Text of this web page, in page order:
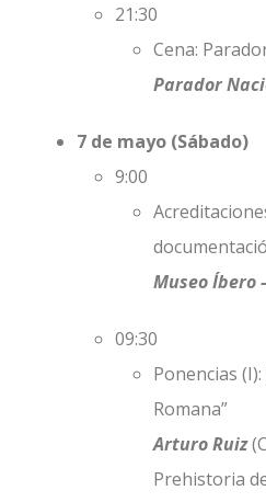
21:30
Cena:
Parador
7 de mayo (Sábado)
9:00
Museo Íbero
09:30
Ponencias
Romana”
Arturo Ruiz
Prehistoria